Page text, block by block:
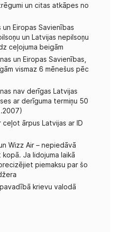
un citas atkāpes no
Eiropas Savienības
un Latvijas nepilsoņu
ceļojuma beigām
un Eiropas Savienības,
vismaz 6 mēnešus pēc
nav derīgas Latvijas
ar derīguma termiņu 50
ceļot ārpus Latvijas ar ID
Wizz Air – nepiedāvā
Ja lidojuma laikā
piemaksu par šo
krievu valodā